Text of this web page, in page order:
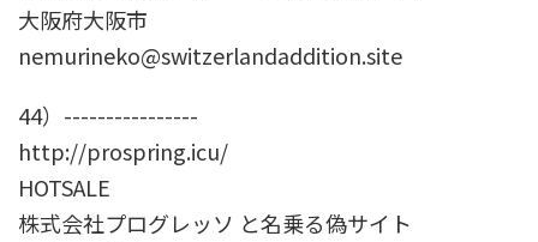
大阪府大阪市
nemurineko@switzerlandaddition.site
44）----------------
http://prospring.icu/
HOTSALE
株式会社プログレッソ と名乗る偽サイト